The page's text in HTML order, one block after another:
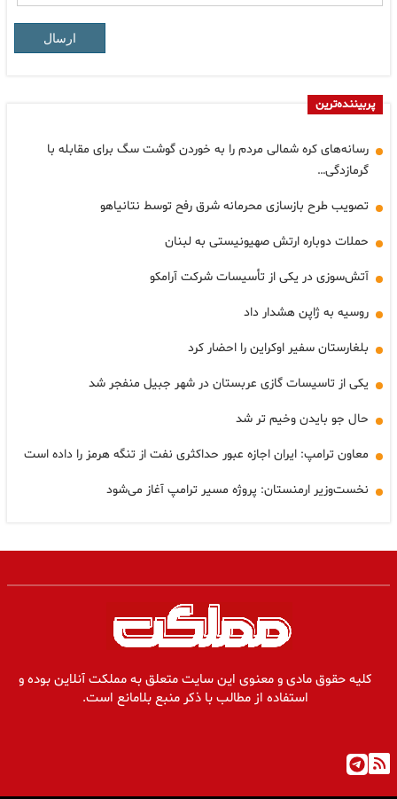
ارسال
پربیننده‌ترین
رسانه‌های کره شمالی مردم را به خوردن گوشت سگ برای مقابله با
گرمازدگی…
تصویب طرح بازسازی محرمانه شرق رفح توسط نتانیاهو
حملات دوباره ارتش صهیونیستی به لبنان
آتش‌سوزی در یکی از تأسیسات شرکت آرامکو
روسیه به ژاپن هشدار داد
بلغارستان سفیر اوکراین را احضار کرد
یکی از تاسیسات گازی عربستان در شهر جبیل منفجر شد
حال جو بایدن وخیم تر شد
معاون ترامپ: ایران اجازه عبور حداکثری نفت از تنگه هرمز را داده است
نخست‌وزیر ارمنستان: پروژه مسیر ترامپ آغاز می‌شود
کلیه حقوق مادی و معنوی این سایت متعلق به مملکت آنلاین بوده و
استفاده از مطالب با ذکر منبع بلامانع است.